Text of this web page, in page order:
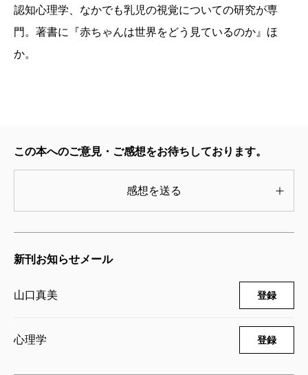
2009/08/25
認知心理学、なかでも乳児の視覚についての研究が専
門。著書に『赤ちゃんは世界をどう見ているのか』ほ
か。
この本へのご意見・ご感想をお待ちしております。
感想を送る
新刊お知らせメール
山口真美 登録
心理学 登録